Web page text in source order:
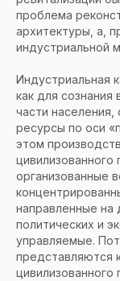
проблема
архитектуры, а,
индустриальной
Индустриальная
как для сознания
части населения,
ресурсы по оси
этом
цивилизованного
организованные
направленные на
политических и
управляемые.
представляются
цивилизованного